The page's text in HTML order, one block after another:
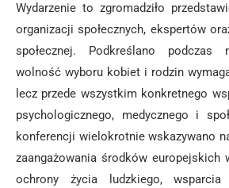
Wydarzenie to zgromadziło
organizacji społecznych, ekspertów
społecznej. Podkreślano podczas
wolność wyboru kobiet i rodzin
lecz przede wszystkim konkretnego
psychologicznego, medycznego i
konferencji wielokrotnie wskazywano
zaangażowania środków europejskich
ochrony życia ludzkiego, wsparcia